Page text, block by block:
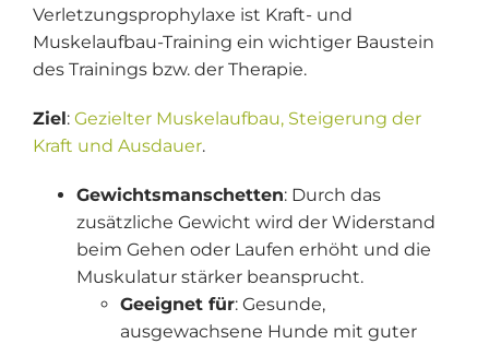
Verletzungsprophylaxe ist Kraft- und
Muskelaufbau-Training ein wichtiger Baustein
des Trainings bzw. der Therapie.
Ziel: Gezielter Muskelaufbau, Steigerung der
Kraft und Ausdauer.
Gewichtsmanschetten: Durch das
zusätzliche Gewicht wird der Widerstand
beim Gehen oder Laufen erhöht und die
Muskulatur stärker beansprucht.
Geeignet für: Gesunde,
ausgewachsene Hunde mit guter